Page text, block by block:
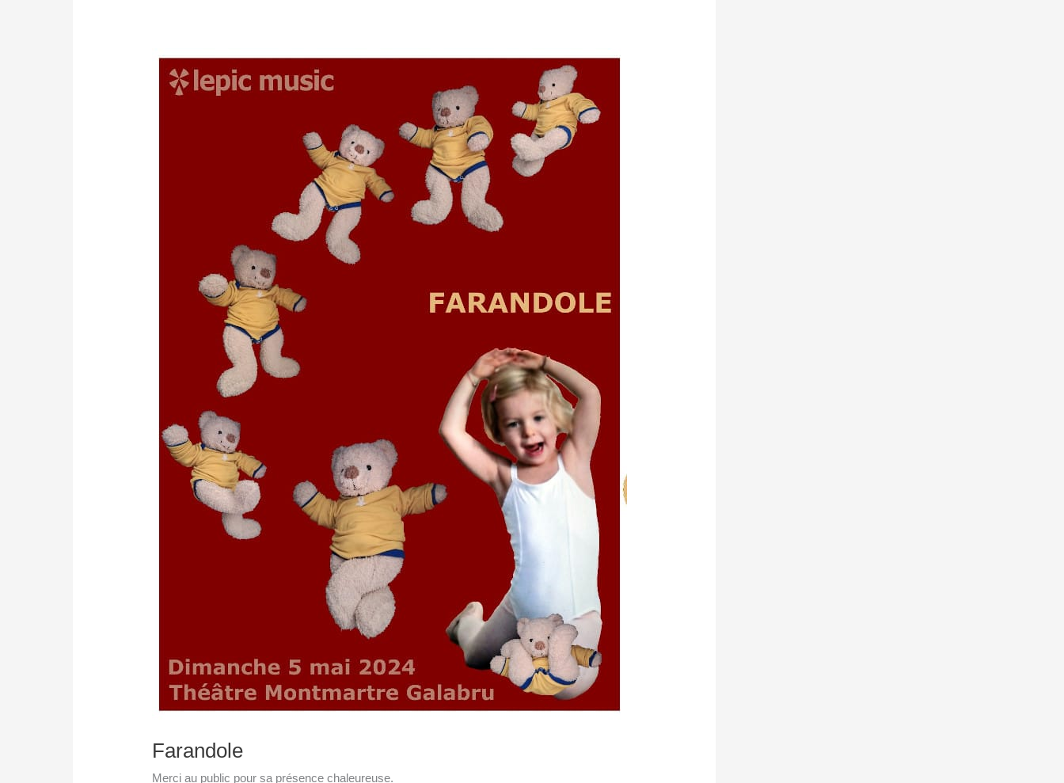
Farandole
Merci au public pour sa présence chaleureuse.